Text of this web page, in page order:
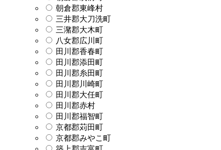
朝倉郡東峰村
三井郡大刀洗町
三潴郡大木町
八女郡広川町
田川郡香春町
田川郡添田町
田川郡糸田町
田川郡川崎町
田川郡大任町
田川郡赤村
田川郡福智町
京都郡苅田町
京都郡みやこ町